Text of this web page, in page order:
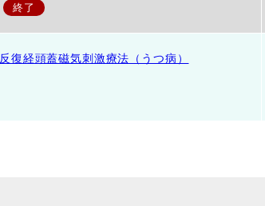
反復経頭蓋磁気刺激療法（うつ病）